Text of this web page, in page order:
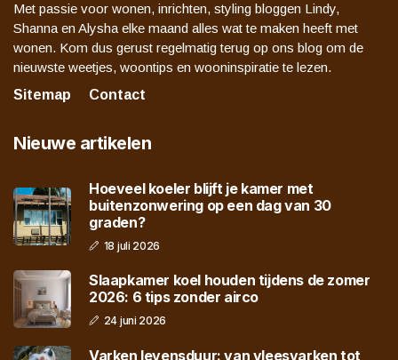
Met passie voor wonen, inrichten, styling bloggen Lindy,
Shanna en Alysha elke maand alles wat te maken heeft met
wonen. Kom dus gerust regelmatig terug op ons blog om de
nieuwste weetjes, woontips en wooninspiratie te lezen.
Sitemap
Contact
Nieuwe artikelen
Hoeveel koeler blijft je kamer met
buitenzonwering op een dag van 30
graden?
18 juli 2026
Slaapkamer koel houden tijdens de zomer
2026: 6 tips zonder airco
24 juni 2026
Varken levensduur: van vleesvarken tot